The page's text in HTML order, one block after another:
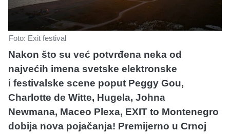
Foto: Exit festival
Nakon što su već potvrđena neka od
najvećih imena svetske elektronske
i festivalske scene poput Peggy Gou,
Charlotte de Witte, Hugela, Johna
Newmana, Maceo Plexa, EXIT to Montenegro
dobija nova pojačanja! Premijerno u Crnoj